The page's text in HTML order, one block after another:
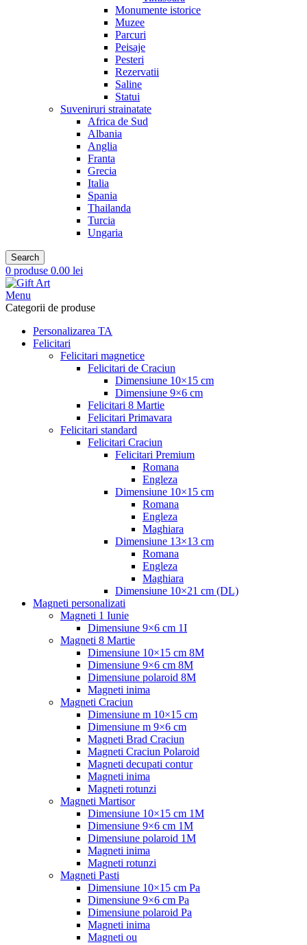
Monumente istorice
Muzee
Parcuri
Peisaje
Pesteri
Rezervatii
Saline
Statui
Suveniruri strainatate
Africa de Sud
Albania
Anglia
Franta
Grecia
Italia
Spania
Thailanda
Turcia
Ungaria
Search
0 produse 0.00 lei
Menu
Categorii de produse
Personalizarea TA
Felicitari
Felicitari magnetice
Felicitari de Craciun
Dimensiune 10×15 cm
Dimensiune 9×6 cm
Felicitari 8 Martie
Felicitari Primavara
Felicitari standard
Felicitari Craciun
Felicitari Premium
Romana
Engleza
Dimensiune 10×15 cm
Romana
Engleza
Maghiara
Dimensiune 13×13 cm
Romana
Engleza
Maghiara
Dimensiune 10×21 cm (DL)
Magneti personalizati
Magneti 1 Iunie
Dimensiune 9×6 cm 1I
Magneti 8 Martie
Dimensiune 10×15 cm 8M
Dimensiune 9×6 cm 8M
Dimensiune polaroid 8M
Magneti inima
Magneti Craciun
Dimensiune m 10×15 cm
Dimensiune m 9×6 cm
Magneti Brad Craciun
Magneti Craciun Polaroid
Magneti decupati contur
Magneti inima
Magneti rotunzi
Magneti Martisor
Dimensiune 10×15 cm 1M
Dimensiune 9×6 cm 1M
Dimensiune polaroid 1M
Magneti inima
Magneti rotunzi
Magneti Pasti
Dimensiune 10×15 cm Pa
Dimensiune 9×6 cm Pa
Dimensiune polaroid Pa
Magneti inima
Magneti ou